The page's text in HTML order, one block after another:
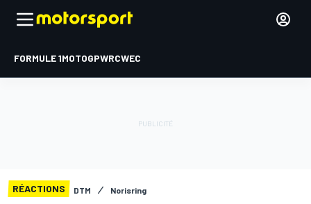
FORMULE 1MOTOGPWRCWEC
RÉACTIONS DTM Norisring